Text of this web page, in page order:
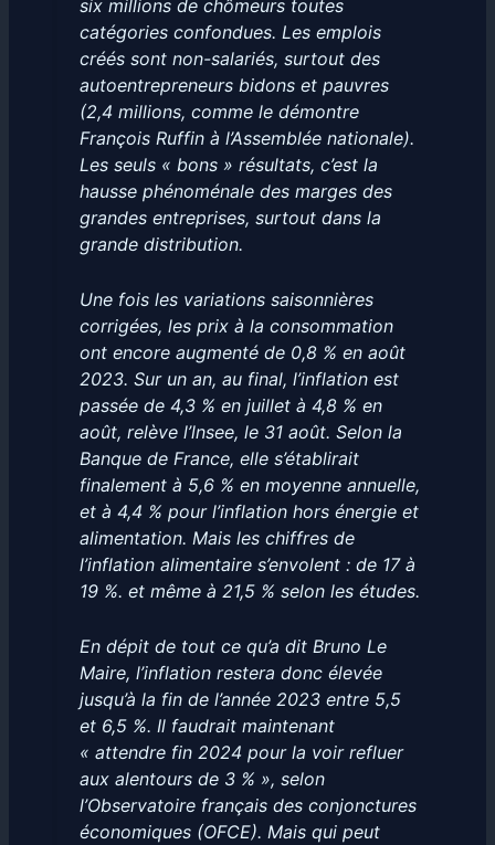
six millions de chômeurs toutes
catégories confondues. Les emplois
créés sont non-salariés, surtout des
autoentrepreneurs bidons et pauvres
(2,4 millions, comme le démontre
François Ruffin à l’Assemblée nationale).
Les seuls « bons » résultats, c’est la
hausse phénoménale des marges des
grandes entreprises, surtout dans la
grande distribution.
Une fois les variations saisonnières
corrigées, les prix à la consommation
ont encore augmenté de 0,8 % en août
2023. Sur un an, au final, l’inflation est
passée de 4,3 % en juillet à 4,8 % en
août, relève l’lnsee, le 31 août. Selon la
Banque de France, elle s’établirait
finalement à 5,6 % en moyenne annuelle,
et à 4,4 % pour l’inflation hors énergie et
alimentation. Mais les chiffres de
l’inflation alimentaire s’envolent : de 17 à
19 %. et même à 21,5 % selon les études.
En dépit de tout ce qu’a dit Bruno Le
Maire, l’inflation restera donc élevée
jusqu’à la fin de l’année 2023 entre 5,5
et 6,5 %. Il faudrait maintenant
« attendre fin 2024 pour la voir refluer
aux alentours de 3 % », selon
l’Observatoire français des conjonctures
économiques (OFCE). Mais qui peut